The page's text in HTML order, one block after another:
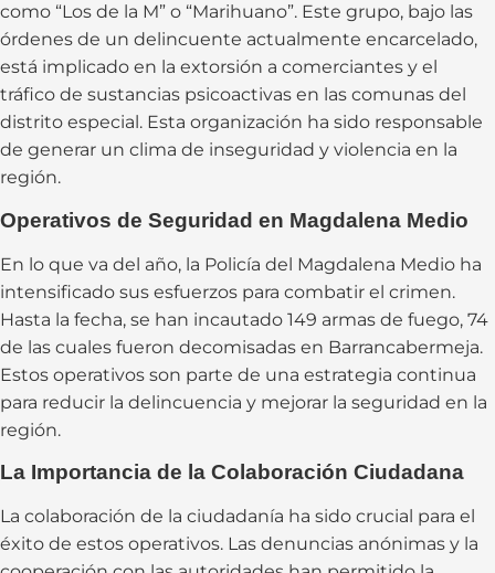
como “Los de la M” o “Marihuano”. Este grupo, bajo las
órdenes de un delincuente actualmente encarcelado,
está implicado en la extorsión a comerciantes y el
tráfico de sustancias psicoactivas en las comunas del
distrito especial. Esta organización ha sido responsable
de generar un clima de inseguridad y violencia en la
región.
Operativos de Seguridad en Magdalena Medio
En lo que va del año, la Policía del Magdalena Medio ha
intensificado sus esfuerzos para combatir el crimen.
Hasta la fecha, se han incautado 149 armas de fuego, 74
de las cuales fueron decomisadas en Barrancabermeja.
Estos operativos son parte de una estrategia continua
para reducir la delincuencia y mejorar la seguridad en la
región.
La Importancia de la Colaboración Ciudadana
La colaboración de la ciudadanía ha sido crucial para el
éxito de estos operativos. Las denuncias anónimas y la